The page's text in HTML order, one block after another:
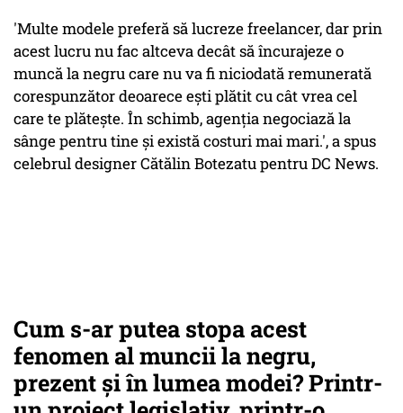
'Multe modele preferă să lucreze freelancer, dar prin
acest lucru nu fac altceva decât să încurajeze o
muncă la negru care nu va fi niciodată remunerată
corespunzător deoarece ești plătit cu cât vrea cel
care te plătește. În schimb, agenția negociază la
sânge pentru tine și există costuri mai mari.', a spus
celebrul designer Cătălin Botezatu pentru DC News.
Cum s-ar putea stopa acest
fenomen al muncii la negru,
prezent și în lumea modei? Printr-